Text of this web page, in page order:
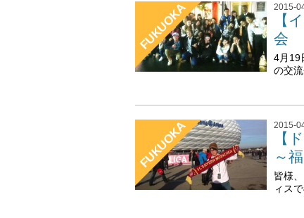
FUKUOKA 2015-
【
会
4月19
の交
FUKUOKA 2015-
【
～
皆様
ィス